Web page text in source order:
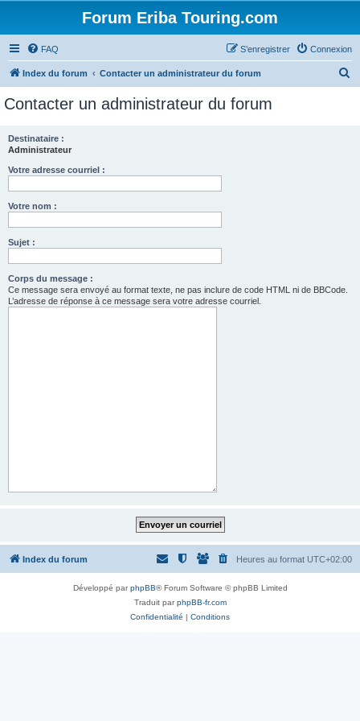
Forum Eriba Touring.com
FAQ Connexion
S’enregistrer
Index du forum Contacter un administrateur du forum
Contacter un administrateur du forum
Destinataire :
Administrateur
Votre adresse courriel :
Votre nom :
Sujet :
Corps du message :
Ce message sera envoyé au format texte, ne pas inclure de code HTML ni de BBCode.
L’adresse de réponse à ce message sera votre adresse courriel.
Index du forum Heures au format UTC+02:00
Développé parphpBB® Forum Software © phpBB Limited
Traduit parphpBB-fr.com
Confidentialité | Conditions